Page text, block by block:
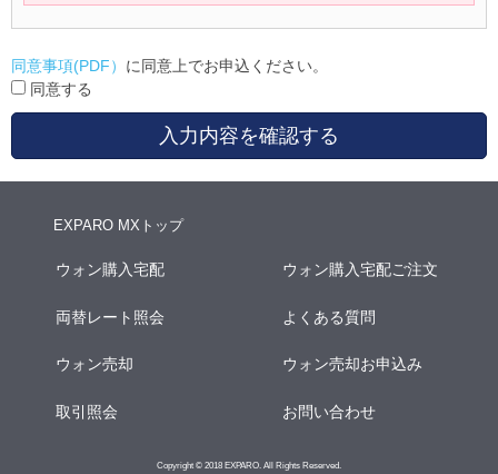
同意事項(PDF） に同意上でお申込ください。
同意する
入力内容を確認する
EXPARO MXトップ
ウォン購入宅配 ウォン購入宅配ご注文
両替レート照会 よくある質問
ウォン売却 ウォン売却お申込み
取引照会 お問い合わせ
Copyright © 2018 EXPARO. All Rights Reserved.